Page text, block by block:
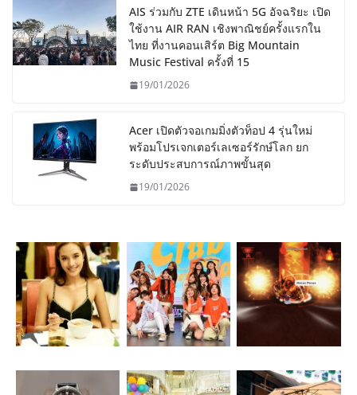
AIS ร่วมกับ ZTE เดินหน้า 5G อัจฉริยะ เปิด
ใช้งาน AIR RAN เชิงพาณิชย์ครั้งแรกใน
ไทย ที่งานคอนเสิร์ต Big Mountain
Music Festival ครั้งที่ 15
19/01/2026
Acer เปิดตัวจอเกมมิ่งตัวท็อป 4 รุ่นใหม่
พร้อมโปรเจกเตอร์เลเซอร์รักษ์โลก ยก
ระดับประสบการณ์ภาพขั้นสุด
19/01/2026